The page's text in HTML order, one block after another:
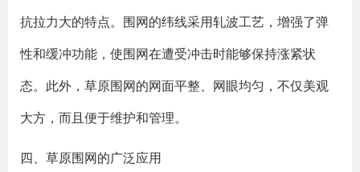
抗拉力大的特点。围网的纬线采用轧波工艺，增强了弹
性和缓冲功能，使围网在遭受冲击时能够保持涨紧状
态。此外，草原围网的网面平整、网眼均匀，不仅美观
大方，而且便于维护和管理。
四、草原围网的广泛应用